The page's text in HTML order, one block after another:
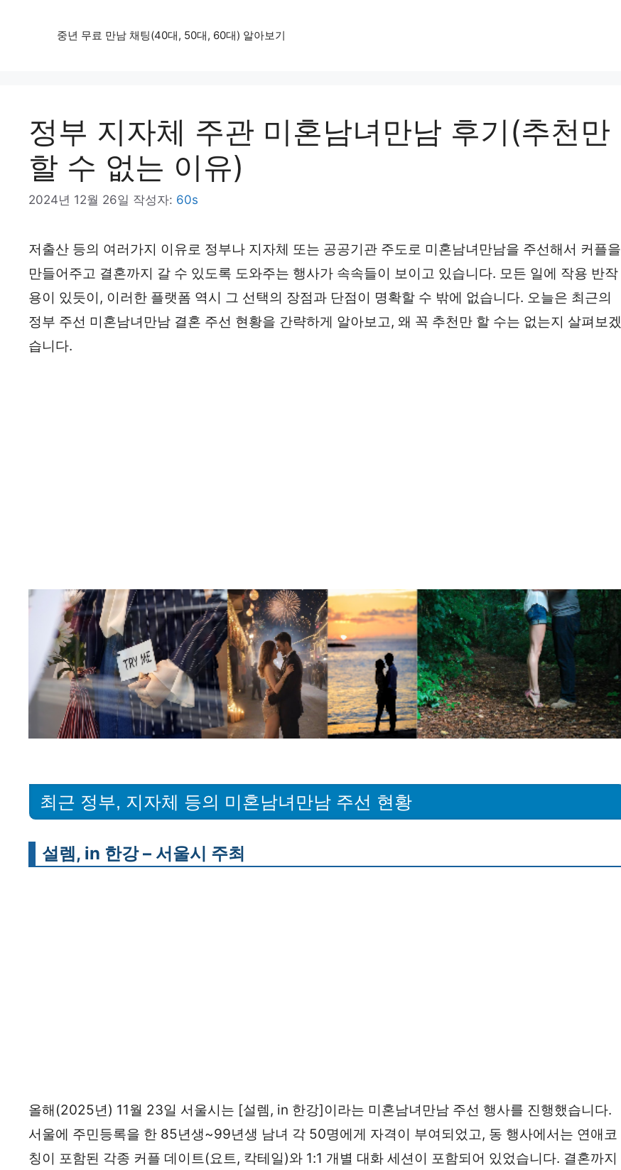
중년 무료 만남 채팅(40대, 50대, 60대) 알아보기
정부 지자체 주관 미혼남녀만남 후기(추천만
할 수 없는 이유)
2024년 12월 26일 작성자: 60s
저출산 등의 여러가지 이유로 정부나 지자체 또는 공공기관 주도로 미혼남녀만남을 주선해서 커플을
만들어주고 결혼까지 갈 수 있도록 도와주는 행사가 속속들이 보이고 있습니다. 모든 일에 작용 반작
용이 있듯이, 이러한 플랫폼 역시 그 선택의 장점과 단점이 명확할 수 밖에 없습니다. 오늘은 최근의
정부 주선 미혼남녀만남 결혼 주선 현황을 간략하게 알아보고, 왜 꼭 추천만 할 수는 없는지 살펴보겠
습니다.
최근 정부, 지자체 등의 미혼남녀만남 주선 현황
설렘, in 한강 – 서울시 주최
올해(2025년) 11월 23일 서울시는 [설렘, in 한강]이라는 미혼남녀만남 주선 행사를 진행했습니다.
서울에 주민등록을 한 85년생~99년생 남녀 각 50명에게 자격이 부여되었고, 동 행사에서는 연애코
칭이 포함된 각종 커플 데이트(요트, 칵테일)와 1:1 개별 대화 세션이 포함되어 있었습니다. 결혼까지